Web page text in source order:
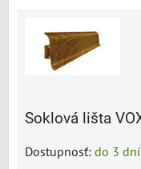
Soklová lišta
Dostupnosť: do 3 dní